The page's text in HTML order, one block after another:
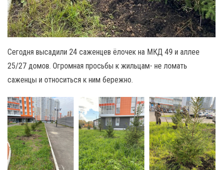
Сегодня высадили 24 саженцев ёлочек на МКД 49 и аллее
25/27 домов. Огромная просьбы к жильцам- не ломать
саженцы и относиться к ним бережно.